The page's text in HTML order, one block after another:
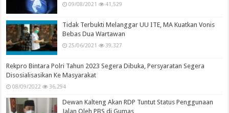
09/08/2021 41,529
Tidak Terbukti Melanggar UU ITE, MA Kuatkan Vonis
Bebas Dua Wartawan
25/06/2021 39,327
Rekpro Bintara Polri Tahun 2023 Segera Dibuka, Persyaratan Segera
Disosialisasikan Ke Masyarakat
08/09/2022 36,294
Dewan Kalteng Akan RDP Tuntut Status Penggunaan
Jalan Oleh PBS di Gumas